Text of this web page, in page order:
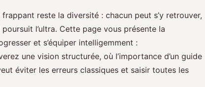
frappant reste la diversité : chacun peut s’y retrouver,
l’ultra. Cette page vous présente la
et s’équiper intelligemment :
une vision structurée, où l’importance d’un guide
éviter les erreurs classiques et saisir toutes les